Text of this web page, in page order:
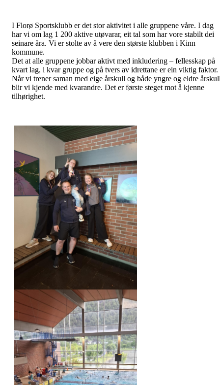
I Florø Sportsklubb er det stor aktivitet i alle gruppene våre. I dag
har vi om lag 1 200 aktive utøvarar, eit tal som har vore stabilt dei
seinare åra. Vi er stolte av å vere den største klubben i Kinn
kommune.
Det at alle gruppene jobbar aktivt med inkludering – fellesskap på
kvart lag, i kvar gruppe og på tvers av idrettane er ein viktig faktor.
Når vi trener saman med eige årskull og både yngre og eldre
blir vi kjende med kvarandre. Det er første steget mot å kjenne
tilhørighet.